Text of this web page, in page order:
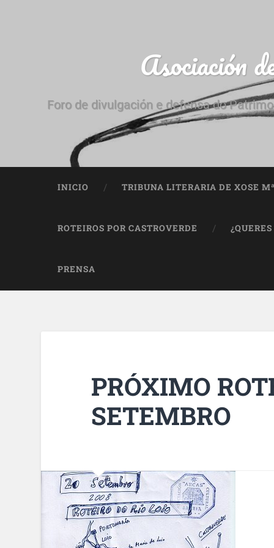
Asociación
Foro de divulgación e defensa do
INICIO TRIBUNA LITERARIA DE XOSE
ROTEIROS POR CASTROVERDE
PRENSA
PRÓXIMO
SETEMBRO